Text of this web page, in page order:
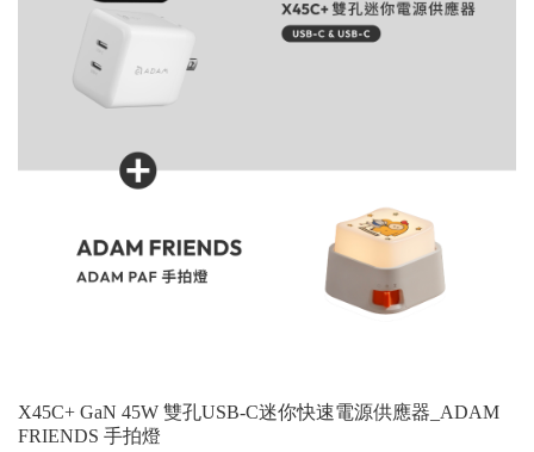
X45C+ GaN 45W 雙孔USB-C迷你快速電源供應器_ADAM
FRIENDS 手拍燈